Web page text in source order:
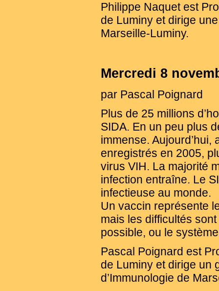
Philippe Naquet est
de Luminy et dirige
Marseille-Luminy.
Mercredi 8
par Pascal Poignard
Plus de 25 millions
SIDA. En un peu plus
immense.
enregistrés en 2005,
virus VIH. La majorité
infection entraîne. Le
infectieuse au monde.
Un vaccin représente
mais les difficultés
possible, ou le
Pascal Poignard est
de Luminy et dirige un
d’Immunologie de